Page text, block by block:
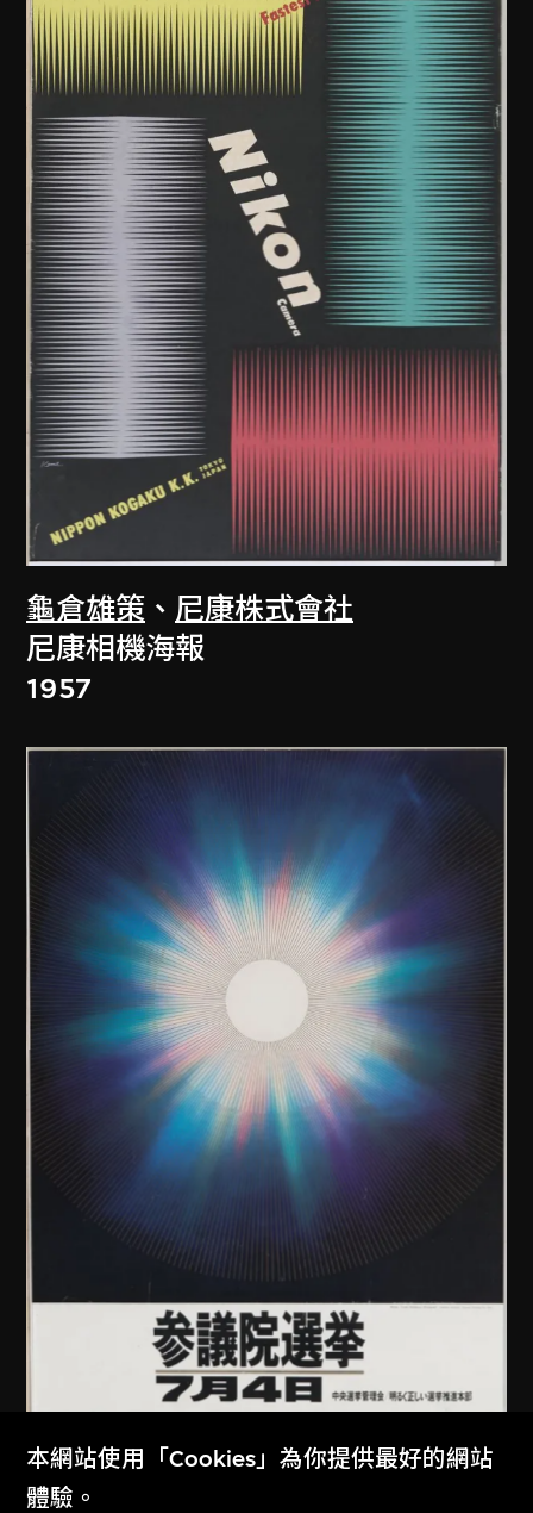
龜倉雄策 、 尼康株式會社
尼康相機海報
1957
龜倉雄策
1965年日本參議院議員定期選舉海
本網站使用「Cookies」為你提供最好的網站
體驗。